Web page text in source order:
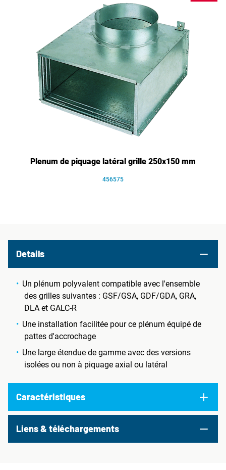
Plenum de piquage latéral grille 250x150 mm
456575
Details
Un plénum polyvalent compatible avec l'ensemble
des grilles suivantes : GSF/GSA, GDF/GDA, GRA,
DLA et GALC-R
Une installation facilitée pour ce plénum équipé de
pattes d'accrochage
Une large étendue de gamme avec des versions
isolées ou non à piquage axial ou latéral
Caractéristiques
Liens & téléchargements